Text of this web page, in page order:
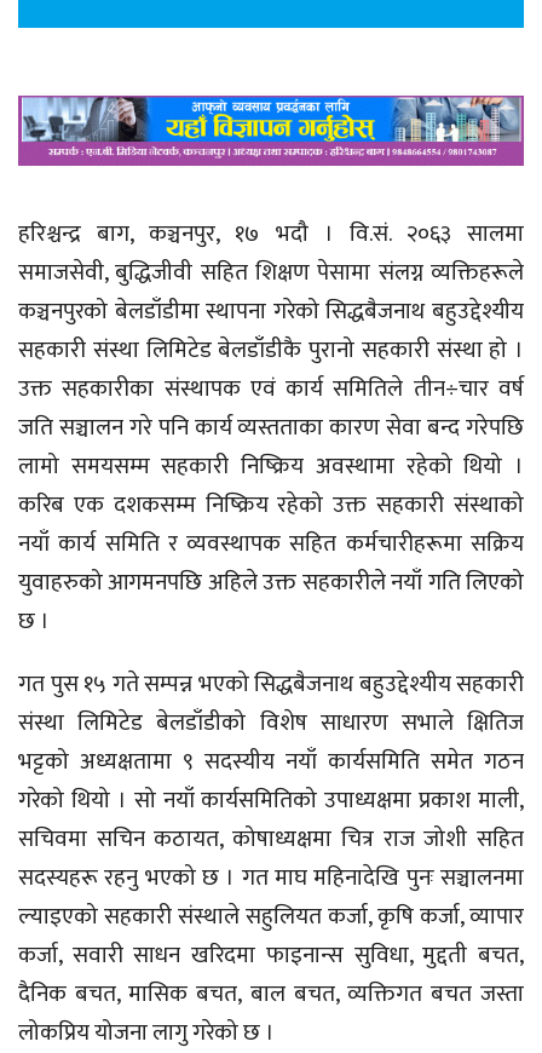
हरिश्चन्द्र बाग, कञ्चनपुर, १७ भदौ । वि.सं. २०६३ सालमा
समाजसेवी, बुद्धिजीवी सहित शिक्षण पेसामा संलग्न व्यक्तिहरूले
कञ्चनपुरको बेलडाँडीमा स्थापना गरेको सिद्धबैजनाथ बहुउद्देश्यीय
सहकारी संस्था लिमिटेड बेलडाँडीकै पुरानो सहकारी संस्था हो ।
उक्त सहकारीका संस्थापक एवं कार्य समितिले तीन÷चार वर्ष
जति सञ्चालन गरे पनि कार्य व्यस्तताका कारण सेवा बन्द गरेपछि
लामो समयसम्म सहकारी निष्क्रिय अवस्थामा रहेको थियो ।
करिब एक दशकसम्म निष्क्रिय रहेको उक्त सहकारी संस्थाको
नयाँ कार्य समिति र व्यवस्थापक सहित कर्मचारीहरूमा सक्रिय
युवाहरुको आगमनपछि अहिले उक्त सहकारीले नयाँ गति लिएको
छ ।
गत पुस १५ गते सम्पन्न भएको सिद्धबैजनाथ बहुउद्देश्यीय सहकारी
संस्था लिमिटेड बेलडाँडीको विशेष साधारण सभाले क्षितिज
भट्टको अध्यक्षतामा ९ सदस्यीय नयाँ कार्यसमिति समेत गठन
गरेको थियो । सो नयाँ कार्यसमितिको उपाध्यक्षमा प्रकाश माली,
सचिवमा सचिन कठायत, कोषाध्यक्षमा चित्र राज जोशी सहित
सदस्यहरू रहनु भएको छ । गत माघ महिनादेखि पुनः सञ्चालनमा
ल्याइएको सहकारी संस्थाले सहुलियत कर्जा, कृषि कर्जा, व्यापार
कर्जा, सवारी साधन खरिदमा फाइनान्स सुविधा, मुद्दती बचत,
दैनिक बचत, मासिक बचत, बाल बचत, व्यक्तिगत बचत जस्ता
लोकप्रिय योजना लागु गरेको छ ।